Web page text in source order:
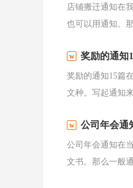
店铺搬迁通知在
也可以用通知。
奖励的通知
奖励的通知15篇
文种。写起通知
公司年会通
公司年会通知在
文书。那么一般